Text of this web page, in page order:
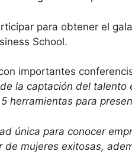
para obtener el
School.
importantes
la captación del talento
5 herramientas para
única para conocer
mujeres exitosas,